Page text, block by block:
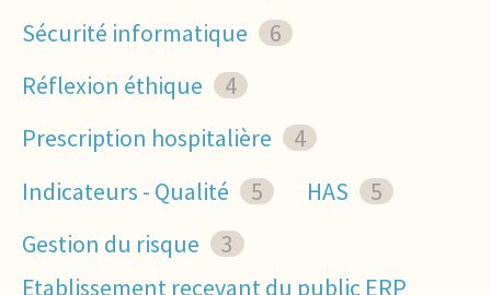
Sécurité informatique
6
Réflexion éthique
4
Prescription hospitalière
4
Indicateurs - Qualité
5 HAS
5
Gestion du risque
3
Etablissement recevant du public ERP